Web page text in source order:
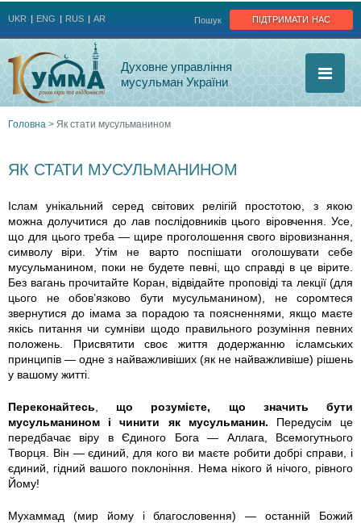
підтримати нас
Пошук
UKR ENG RUS AR
Духовне управління
мусульман України
тут
Головна > Як стати мусульманином
ЯК СТАТИ МУСУЛЬМАНИНОМ
Іслам унікальний серед світових релігій простотою, з якою
можна долучитися до лав послідовників цього віровчення. Усе,
що для цього треба — щире проголошення свого віровизнання,
символу віри. Утім не варто поспішати оголошувати себе
мусульманином, поки не будете певні, що справді в це вірите.
Без вагань прочитайте Коран, відвідайте проповіді та лекції (для
цього не обов’язково бути мусульманином), не соромтеся
звернутися до імама за порадою та поясненнями, якщо маєте
якісь питання чи сумніви щодо правильного розуміння певних
положень. Присвятити своє життя додержанню ісламських
принципів — одне з найважливіших (як не найважливіше) рішень
у вашому житті.
Переконайтесь
що розумієте, що значить бути
мусульманином і чинити як мусульманин. Передусім це
передбачає віру в Єдиного Бога — Аллага, Всемогутнього
Творця. Він — єдиний, для кого ви маєте робити добрі справи, і
єдиний, гідний вашого поклоніння. Нема нікого й нічого, рівного
Йому!
Мухаммад (мир йому і благословення) — останній Божий